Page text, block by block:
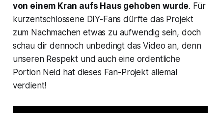
von einem Kran aufs Haus gehoben wurde. Für
kurzentschlossene DIY-Fans dürfte das Projekt
zum Nachmachen etwas zu aufwendig sein, doch
schau dir dennoch unbedingt das Video an, denn
unseren Respekt und auch eine ordentliche
Portion Neid hat dieses Fan-Projekt allemal
verdient!